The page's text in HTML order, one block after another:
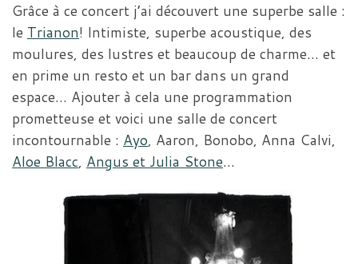
Grâce à ce concert j’ai découvert une superbe salle :
le Trianon! Intimiste, superbe acoustique, des
moulures, des lustres et beaucoup de charme… et
en prime un resto et un bar dans un grand
espace… Ajouter à cela une programmation
prometteuse et voici une salle de concert
incontournable : Ayo, Aaron, Bonobo, Anna Calvi,
Aloe Blacc, Angus et Julia Stone…